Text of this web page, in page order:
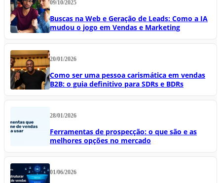
09/10/2025
Buscas na Web e Geração de Leads: Como a IA
mudou o jogo em Vendas e Marketing
20/01/2026
Como ser uma pessoa carismática em vendas
B2B: o guia definitivo para SDRs e BDRs
28/01/2026
Ferramentas de prospecção: o que são e as
melhores opções no mercado
01/06/2026